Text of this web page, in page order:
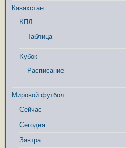
Казахстан
КПЛ
Таблица
Кубок
Расписание
Мировой футбол
Сейчас
Сегодня
Завтра